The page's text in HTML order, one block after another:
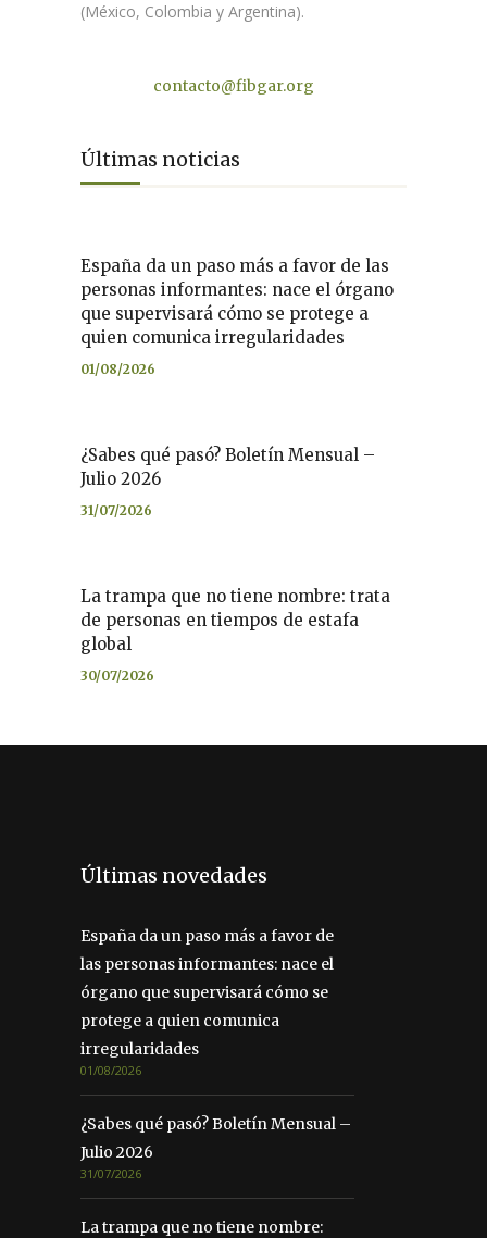
(México, Colombia y Argentina).
contacto@fibgar.org
Últimas noticias
España da un paso más a favor de las
personas informantes: nace el órgano
que supervisará cómo se protege a
quien comunica irregularidades
01/08/2026
¿Sabes qué pasó? Boletín Mensual –
Julio 2026
31/07/2026
La trampa que no tiene nombre: trata
de personas en tiempos de estafa
global
30/07/2026
Últimas novedades
España da un paso más a favor de
las personas informantes: nace el
órgano que supervisará cómo se
protege a quien comunica
irregularidades
01/08/2026
¿Sabes qué pasó? Boletín Mensual –
Julio 2026
31/07/2026
La trampa que no tiene nombre: